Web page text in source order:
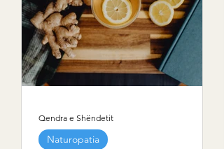
ndikojë pozitivisht në shëndetin e
zemrës ￼. Në këtë ar
Naturopatia
Qendra e Shëndetit